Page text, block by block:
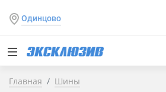
Одинцово
Главная Шины